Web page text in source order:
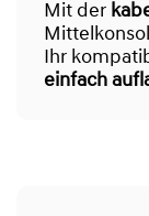
Mit der
Ihr
einfach